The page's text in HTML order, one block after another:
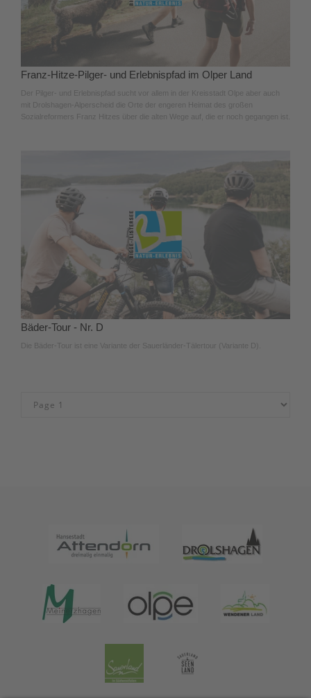
Franz-Hitze-Pilger- und Erlebnispfad im Olper Land
Der Pilger- und Erlebnispfad sucht vor allem in der Kreisstadt Olpe aber auch
mit Drolshagen-Alperscheid die Orte der engeren Heimat des großen
Sozialreformers Franz Hitzes über die alten Wege auf, die er noch gegangen ist.
Bäder-Tour - Nr. D
Die Bäder-Tour ist eine Variante der Sauerländer-Tälertour (Variante D).